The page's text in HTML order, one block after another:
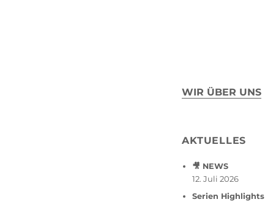
WIR ÜBER UNS
AKTUELLES
🎥 NEWS
12. Juli 2026
Serien Highlights